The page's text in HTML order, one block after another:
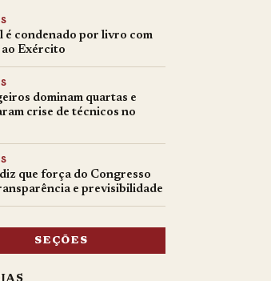
é condenado por livro com
Exército
dominam quartas e
crise de técnicos no
que força do Congresso
e previsibilidade
SEÇÕES